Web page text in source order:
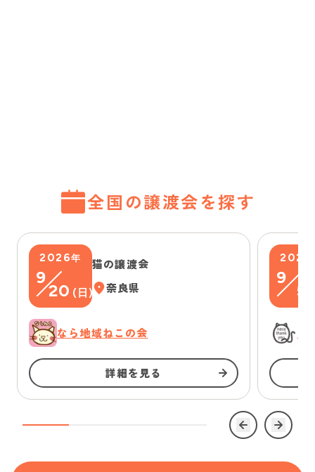
全国の譲渡会を探す
2026年
9
20 ( 日)
猫の譲渡会
奈良県
なら地域ねこの会
詳細を見る
2026
9
5